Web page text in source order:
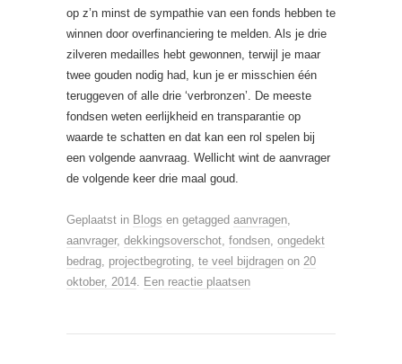
op z’n minst de sympathie van een fonds hebben te
winnen door overfinanciering te melden. Als je drie
zilveren medailles hebt gewonnen, terwijl je maar
twee gouden nodig had, kun je er misschien één
teruggeven of alle drie ‘verbronzen’. De meeste
fondsen weten eerlijkheid en transparantie op
waarde te schatten en dat kan een rol spelen bij
een volgende aanvraag. Wellicht wint de aanvrager
de volgende keer drie maal goud.
Geplaatst in Blogs en getagged aanvragen,
aanvrager, dekkingsoverschot, fondsen, ongedekt
bedrag, projectbegroting, te veel bijdragen on 20
oktober, 2014. Een reactie plaatsen